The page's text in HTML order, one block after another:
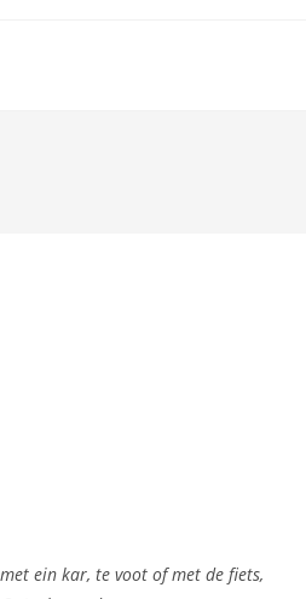
ein kar, te voot of met de fiets,